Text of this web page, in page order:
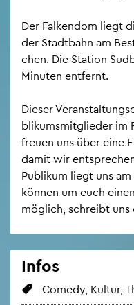
Der Fal­ken­dom liegt
der Stadt­bahn am
chen. Die Sta­ti­on
Mi­nu­ten ent­fernt.
Die­ser
bli­kums­mit­glie­der im
freu­en uns über eine
damit wir
Pu­bli­kum liegt uns
kön­nen um euch
mög­lich, schreibt uns
Infos
Co­me­dy, Kul­tur,